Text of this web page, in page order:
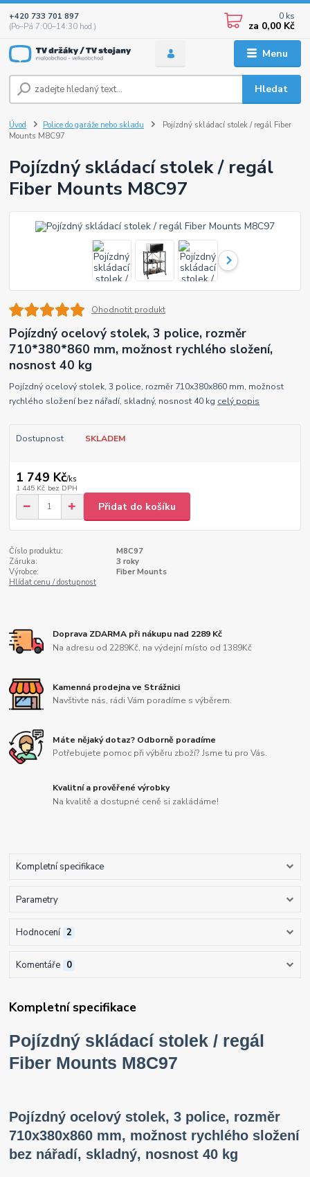
Menu
Hledat
+420 733 701 897
(Po–Pá 7:00–14:30 hod.)
0 ks
za 0,00 Kč
Úvod Police do garáže nebo skladu
Pojízdný skládací stolek / regál Fiber
Mounts M8C97
Pojízdný skládací stolek / regál
Fiber Mounts M8C97
Ohodnotit produkt
Pojízdný ocelový stolek, 3 police, rozměr
710*380*860 mm, možnost rychlého složení,
nosnost 40 kg
Pojízdný ocelový stolek, 3 police, rozměr 710x380x860 mm, možnost
rychlého složení bez nářadí, skladný, nosnost 40 kg celý popis
Dostupnost SKLADEM
1 749 Kč/ks
1 445 Kč bez DPH
Přidat do košíku
Číslo produktu:
M8C97
Záruka:
3 roky
Výrobce:
Fiber Mounts
Hlídat cenu / dostupnost
Doprava ZDARMA při nákupu nad 2289 Kč
Na adresu od 2289Kč, na výdejní místo od 1389Kč
Kamenná prodejna ve Strážnici
Navštivte nás, rádi Vám poradíme s výběrem.
Máte nějaký dotaz? Odborně poradíme
Potřebujete pomoc při výběru zboží? Jsme tu pro Vás.
Kvalitní a prověřené výrobky
Na kvalitě a dostupné ceně si zakládáme!
Kompletní specifikace
Parametry
Hodnocení 2
Komentáře 0
Kompletní specifikace
Pojízdný skládací stolek / regál
Fiber Mounts M8C97
Pojízdný ocelový stolek, 3 police, rozměr
710x380x860 mm, možnost rychlého složení
bez nářadí, skladný, nosnost 40 kg